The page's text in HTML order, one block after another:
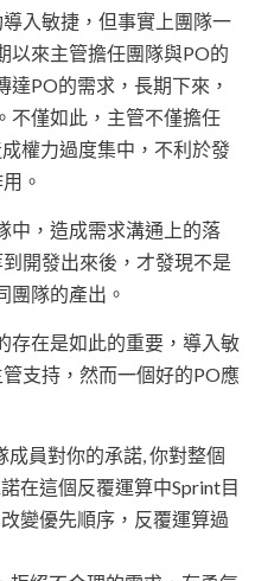
入敏捷，但事實上團隊一
以來主管擔任團隊與PO的
PO的需求，長期下來，
不僅如此，主管不僅擔任
權力過度集中，不利於發
。
中，造成需求溝通上的落
開發出來後，才發現不是
團隊的產出。
存在是如此的重要，導入敏
支持，然而一個好的PO應
員對你的承諾, 你對整個
在這個反覆運算中Sprint目
變優先順序，反覆運算過